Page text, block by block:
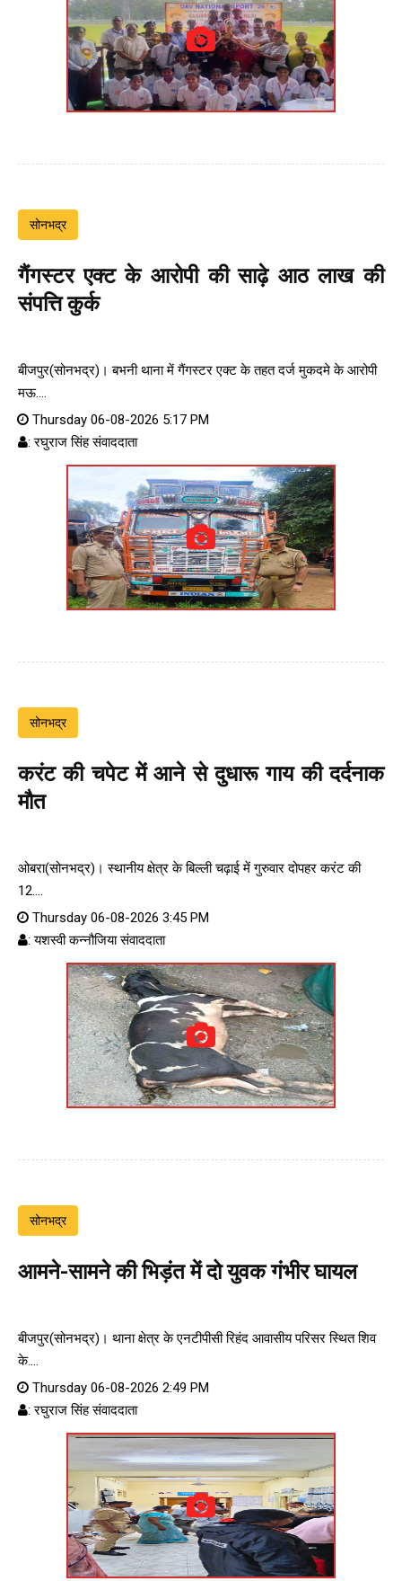
सोनभद्र
गैंगस्टर एक्ट के आरोपी की साढ़े आठ लाख की
संपत्ति कुर्क
बीजपुर(सोनभद्र)। बभनी थाना में गैंगस्टर एक्ट के तहत दर्ज मुकदमे के आरोपी
मऊ....
Thursday 06-08-2026 5:17 PM
: रघुराज सिंह संवाददाता
सोनभद्र
करंट की चपेट में आने से दुधारू गाय की दर्दनाक
मौत
ओबरा(सोनभद्र)। स्थानीय क्षेत्र के बिल्ली चढ़ाई में गुरुवार दोपहर करंट की
12....
Thursday 06-08-2026 3:45 PM
: यशस्वी कन्नौजिया संवाददाता
सोनभद्र
आमने-सामने की भिड़ंत में दो युवक गंभीर घायल
बीजपुर(सोनभद्र)। थाना क्षेत्र के एनटीपीसी रिहंद आवासीय परिसर स्थित शिव
के....
Thursday 06-08-2026 2:49 PM
: रघुराज सिंह संवाददाता